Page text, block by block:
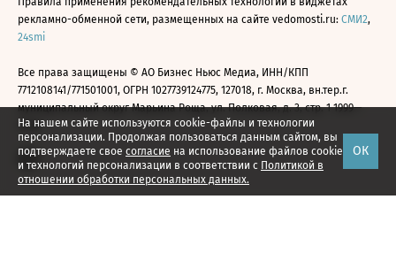
На нашем сайте используются cookie-файлы и технологии
персонализации. Продолжая пользоваться данным сайтом, вы
подтверждаете свое согласие на использование файлов cookie
и технологий персонализации в соответствии с Политикой в
отношении обработки персональных данных.
ОК
рекламно-обменной сети, размещенных на сайте vedomosti.ru: СМИ2,
24smi
Все права защищены © АО Бизнес Ньюс Медиа, ИНН/КПП
7712108141/771501001, ОГРН 1027739124775, 127018, г. Москва, вн.тер.г.
муниципальный округ Марьина Роща, ул. Полковая, д. 3, стр. 1 1999—
2026